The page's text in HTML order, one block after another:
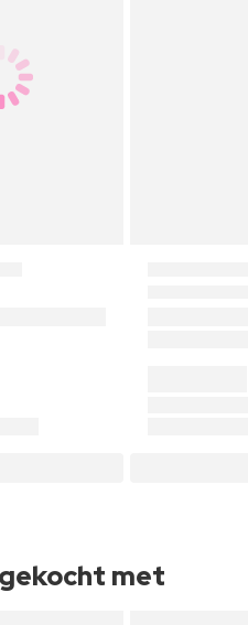
met